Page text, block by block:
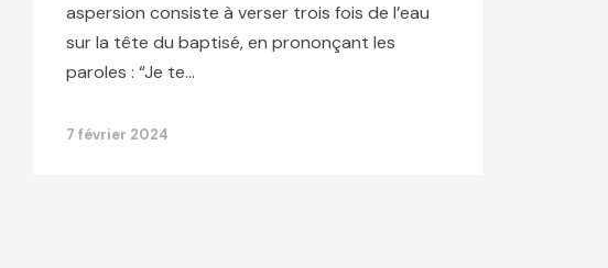
aspersion consiste à verser trois fois de l’eau
sur la tête du baptisé, en prononçant les
paroles : “Je te…
7 février 2024